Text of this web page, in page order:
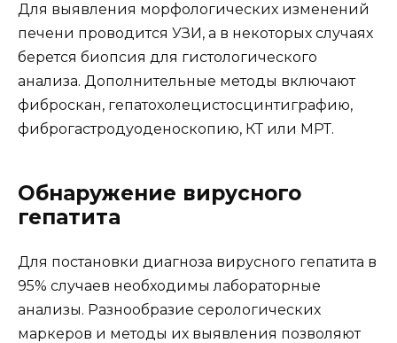
Для выявления морфологических изменений
печени проводится УЗИ, а в некоторых случаях
берется биопсия для гистологического
анализа. Дополнительные методы включают
фиброскан, гепатохолецистосцинтиграфию,
фиброгастродуоденоскопию, КТ или МРТ.
Обнаружение вирусного
гепатита
Для постановки диагноза вирусного гепатита в
95% случаев необходимы лабораторные
анализы. Разнообразие серологических
маркеров и методы их выявления позволяют